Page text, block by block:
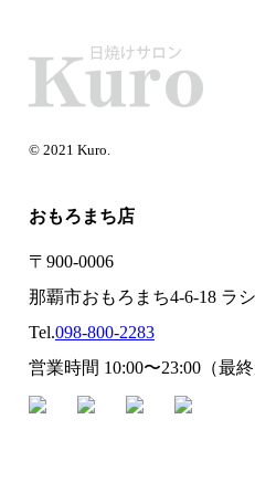
© 2021 Kuro.
おもろまち店
〒900-0006
那覇市おもろまち4-6-18 ラ
Tel.098-800-2283
営業時間 10:00〜23:00（最終